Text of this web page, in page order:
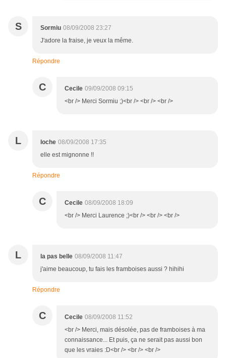
S Sormiu 08/09/2008 23:27
J'adore la fraise, je veux la même.
Répondre
C Cecile 09/09/2008 09:15
<br /> Merci Sormiu ;)<br /> <br /> <br />
L loche 08/09/2008 17:35
elle est mignonne !!
Répondre
C Cecile 08/09/2008 18:09
<br /> Merci Laurence ;)<br /> <br /> <br />
L la pas belle 08/09/2008 11:47
j'aime beaucoup, tu fais les framboises aussi ? hihihi
Répondre
C Cecile 08/09/2008 11:52
<br /> Merci, mais désolée, pas de framboises à ma
connaissance... Et puis, ça ne serait pas aussi bon
que les vraies :D<br /> <br /> <br />